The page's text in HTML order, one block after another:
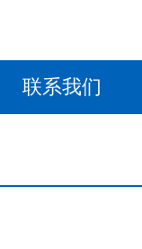
联系我们